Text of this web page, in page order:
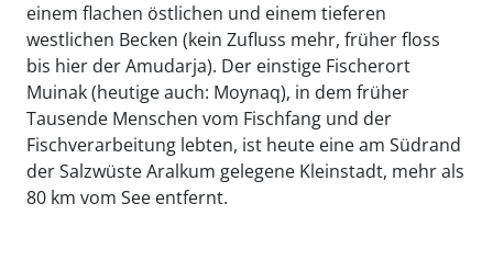
einem flachen östlichen und einem tieferen
westlichen Becken (kein Zufluss mehr, früher floss
bis hier der Amudarja). Der einstige Fischerort
Muinak (heutige auch: Moynaq), in dem früher
Tausende Menschen vom Fischfang und der
Fischverarbeitung lebten, ist heute eine am Südrand
der Salzwüste Aralkum gelegene Kleinstadt, mehr als
80 km vom See entfernt.